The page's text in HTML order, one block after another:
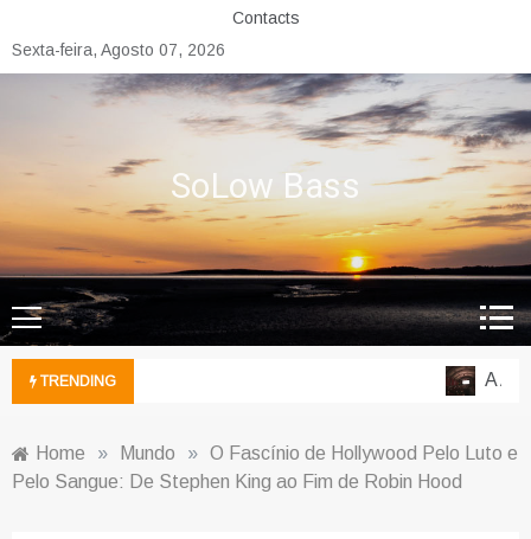
to
content
Contacts
Sexta-feira, Agosto 07, 2026
SoLow Bass
TRENDING A
Home » Mundo » O Fascínio de Hollywood Pelo Luto e
Pelo Sangue: De Stephen King ao Fim de Robin Hood